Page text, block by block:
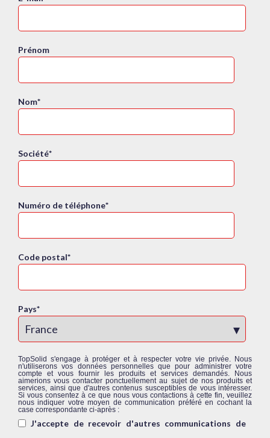
Prénom
Nom*
Société*
Numéro de téléphone*
Code postal*
Pays*
TopSolid s'engage à protéger et à respecter votre vie privée. Nous
n'utiliserons vos données personnelles que pour administrer votre
compte et vous fournir les produits et services demandés. Nous
aimerions vous contacter ponctuellement au sujet de nos produits et
services, ainsi que d'autres contenus susceptibles de vous intéresser.
Si vous consentez à ce que nous vous contactions à cette fin, veuillez
nous indiquer votre moyen de communication préféré en cochant la
case correspondante ci-après :
J'accepte de recevoir d'autres communications de